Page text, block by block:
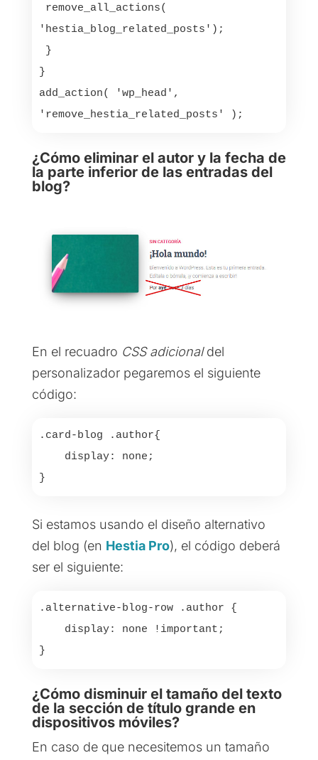
'hestia_blog_related_posts');
}
add_action( 'wp_head',
¿Cómo eliminar el autor y la fecha de
la parte inferior de las entradas del
blog?
En el recuadro CSS adicionaldel
personalizador pegaremos el siguiente
código:
.card-blog .author{
}
Si estamos usando el diseño alternativo
del blog (en Hestia Pro), el código deberá
ser el siguiente:
.alternative-blog-row .author {
}
¿Cómo disminuir el tamaño del texto
de la sección de título grande en
dispositivos móviles?
En caso de que necesitemos un tamaño